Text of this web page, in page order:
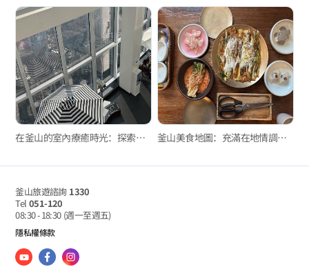
在釜山的室內療癒時光：探索不受天氣束縛的魅力角落 釜山美食地圖：充滿在地情調的美食景點
釜山旅遊諮詢 1330
Tel 051-120
08:30 - 18:30 (週一至週五)
隱私權條款